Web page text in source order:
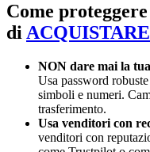
Come
di
NON dare mai la
Usa password
simboli e numeri.
trasferimento.
Usa venditori con
venditori con